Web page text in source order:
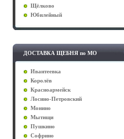
Щёлково
Юбилейный
ДОСТАВКА ЩЕБНЯ по МО
Ивантеевка
Королёв
Красноармейск
Лосино-Петровский
Монино
Мытищи
Пушкино
Софрино